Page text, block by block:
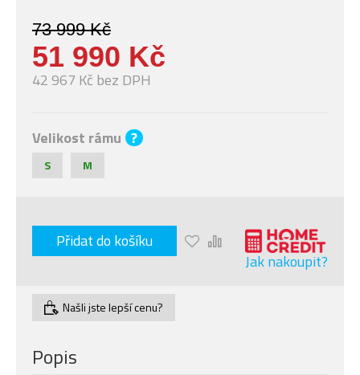
73 999 Kč
51 990 Kč
42 967 Kč bez DPH
Velikost rámu ?
S M
Přidat do košíku
Jak nakoupit?
Našli jste lepší cenu?
Popis